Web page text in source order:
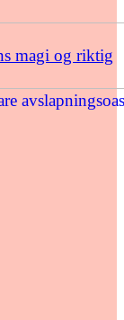
magi og riktig